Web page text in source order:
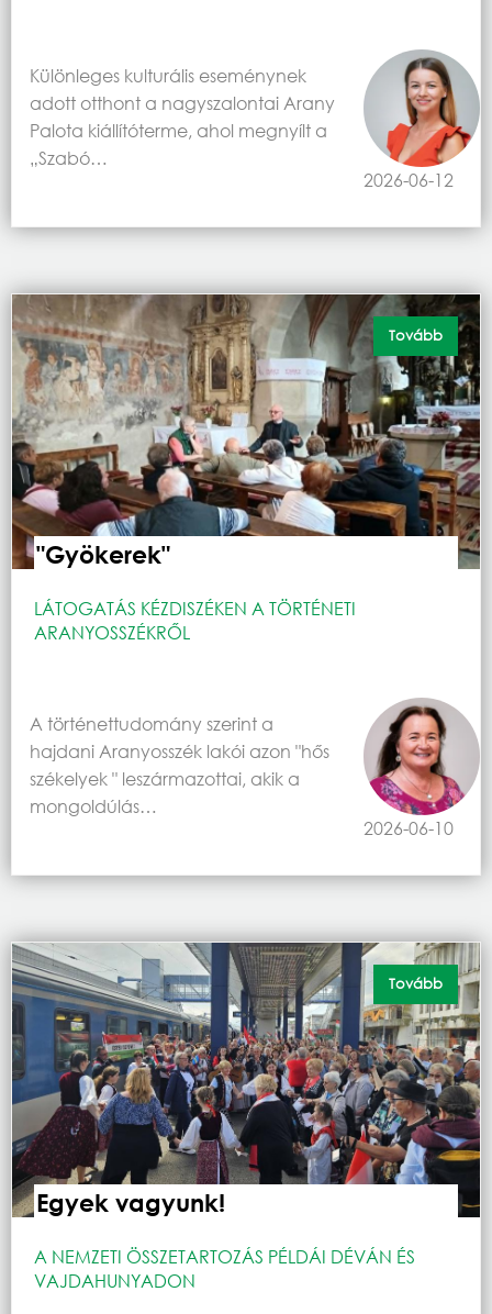
2026-06-12
Különleges kulturális eseménynek
adott otthont a nagyszalontai Arany
Palota kiállítóterme, ahol megnyílt a
„Szabó…
"Gyökerek"
LÁTOGATÁS KÉZDISZÉKEN A TÖRTÉNETI
ARANYOSSZÉKRŐL
2026-06-10
A történettudomány szerint a
hajdani Aranyosszék lakói azon "hős
székelyek " leszármazottai, akik a
mongoldúlás…
Tovább
Egyek vagyunk!
A NEMZETI ÖSSZETARTOZÁS PÉLDÁI DÉVÁN ÉS
VAJDAHUNYADON
Tovább